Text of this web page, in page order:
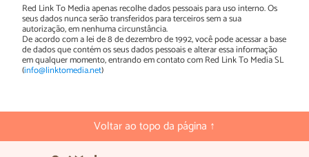
Red Link To Media apenas recolhe dados pessoais para uso interno. Os
seus dados nunca serão transferidos para terceiros sem a sua
autorização, em nenhuma circunstância.
De acordo com a lei de 8 de dezembro de 1992, você pode acessar a base
de dados que contém os seus dados pessoais e alterar essa informação
em qualquer momento, entrando em contato com Red Link To Media SL
(info@linktomedia.net)
Voltar ao topo da página ↑